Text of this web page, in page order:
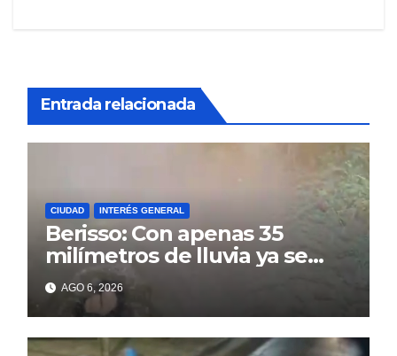
Entrada relacionada
CIUDAD INTERÉS GENERAL
Berisso: Con apenas 35
milímetros de lluvia ya se
sienten los problemas
AGO 6, 2026